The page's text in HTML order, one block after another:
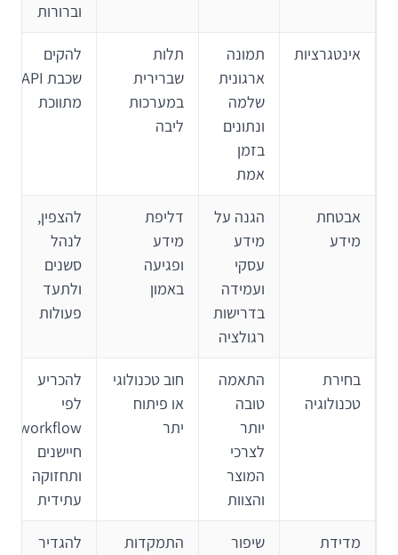
וברורות
אינטגרציות
תמונה
ארגונית
שלמה
ונתונים
בזמן
אמת
תלות
שברירית
במערכות
ליבה
להקים
שכבת API
מתווכת
אבטחת
מידע
הגנה על
מידע
עסקי
ועמידה
בדרישות
רגולציה
דליפת
מידע
ופגיעה
באמון
להצפין,
לנהל
סשנים
ולתעד
פעולות
בחירת
טכנולוגיה
התאמה
טובה
יותר
לצרכי
המוצר
והצוות
חוב טכנולוגי
או פיתוח
יתר
להכריע
לפי
חיישנים
ותחזוקה
עתידית
מדידת
שיפור
התמקדות
להגדיר